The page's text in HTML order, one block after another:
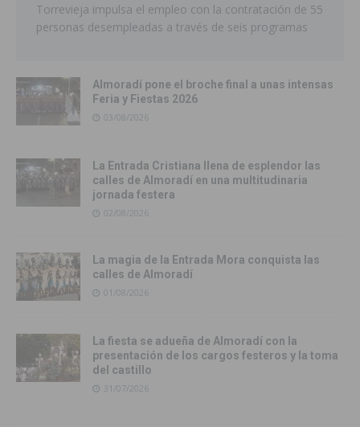
Torrevieja impulsa el empleo con la contratación de 55
personas desempleadas a través de seis programas
Almoradí pone el broche final a unas intensas
Feria y Fiestas 2026
03/08/2026
La Entrada Cristiana llena de esplendor las
calles de Almoradí en una multitudinaria
jornada festera
02/08/2026
La magia de la Entrada Mora conquista las
calles de Almoradí
01/08/2026
La fiesta se adueña de Almoradí con la
presentación de los cargos festeros y la toma
del castillo
31/07/2026